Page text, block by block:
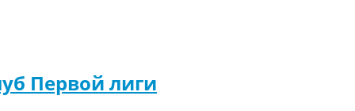
Первой лиги